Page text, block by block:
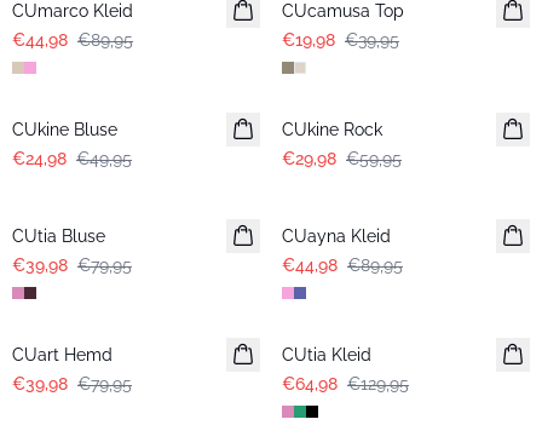
CUmarco Kleid
€44,98 €89,95
CUcamusa Top
€19,98 €39,95
-50%
CUkine Bluse
€24,98 €49,95
-50%
CUkine Rock
€29,98 €59,95
CUtia Bluse
€39,98 €79,95
CUayna Kleid
€44,98 €89,95
-50%
CUart Hemd
€39,98 €79,95
-50%
CUtia Kleid
€64,98 €129,95
-50%